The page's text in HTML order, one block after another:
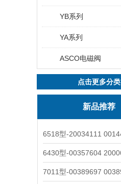
YB系列
YA系列
ASCO电磁阀
点击更多分类
新品推荐